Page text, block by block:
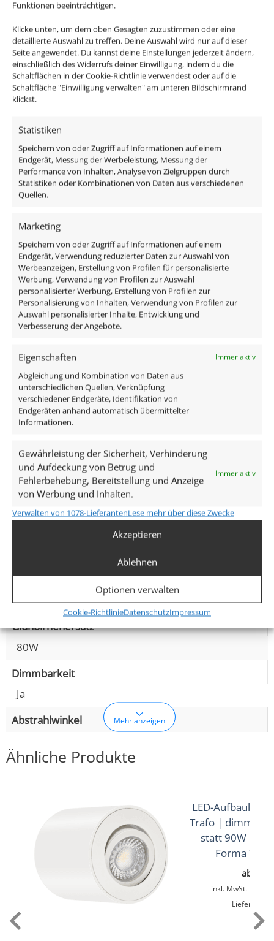
Funktionen beeinträchtigen.
Klicke unten, um dem oben Gesagten zuzustimmen oder eine
detaillierte Auswahl zu treffen. Deine Auswahl wird nur auf dieser
Seite angewendet. Du kannst deine Einstellungen jederzeit ändern,
einschließlich des Widerrufs deiner Einwilligung, indem du die
Schaltflächen in der Cookie-Richtlinie verwendest oder auf die
Schaltfläche "Einwilligung verwalten" am unteren Bildschirmrand
klickst.
Statistiken
Speichern von oder Zugriff auf Informationen auf einem
Endgerät, Messung der Werbeleistung, Messung der
Performance von Inhalten, Analyse von Zielgruppen durch
Statistiken oder Kombinationen von Daten aus verschiedenen
Quellen.
Marketing
Speichern von oder Zugriff auf Informationen auf einem
Endgerät, Verwendung reduzierter Daten zur Auswahl von
Werbeanzeigen, Erstellung von Profilen für personalisierte
Werbung, Verwendung von Profilen zur Auswahl
personalisierter Werbung, Erstellung von Profilen zur
Personalisierung von Inhalten, Verwendung von Profilen zur
Auswahl personalisierter Inhalte, Entwicklung und
Verbesserung der Angebote.
Eigenschaften Immer aktiv
Abgleichung und Kombination von Daten aus
unterschiedlichen Quellen, Verknüpfung
verschiedener Endgeräte, Identifikation von
Endgeräten anhand automatisch übermittelter
Informationen.
Gewährleistung der Sicherheit, Verhinderung
und Aufdeckung von Betrug und
Fehlerbehebung, Bereitstellung und Anzeige
von Werbung und Inhalten.
Immer aktiv
Verwalten von 1078-LieferantenLese mehr über diese Zwecke
Akzeptieren
Ablehnen
Optionen verwalten
Cookie-RichtlinieDatenschutzImpressum
Passendes Zubehör:
DALI Dimmaktor
Funkdimmer
Zigbee / Philips Hue
Im Lieferumfang ist der komplette Aufbaustrahler
samt Leuchtmittel enthalten um diesen direkt mit im
Leuchtmittel integrierten Trafo an 230V anschließen zu
können.Das Leuchtmittel sieht mit seiner
Milchglasfront, nicht nur sehr edel aus, da man die
einzelnen LEDs nicht sieht, sondern eignet sich auch
allgemeinen Raumausleuchtung.
Du möchtest den schwenkbaren Ring der
Abdeckblende auch noch in einer anderen Farbe
haben?
Hier geht's zu unseren Innenringen
Lieferumfang:
Forma Tube Aufbaustrahler
Forma Einbaurahmen/Blende
1x LED-Modul ohne Trafo AC 230V 7W 120°
Technische Daten
Gesamtmaße
90×88mm
Leistung (W)
7W
Glühbirnenersatz
80W
Dimmbarkeit
Ja
Abstrahlwinkel
(2700K (Warmweiß)) 440lm
(3000K
460lm (4000K (Neutralweiß))
Lichtfarbtemperatur (K)
2700K (Warmweiß), 3000K (Warmweiß), 4000K
(Neutralweiß)
Farbwiedergabe (CRI / Ra)
Mehr anzeigen
Ähnliche Produkte
LED-
Trafo | dimmbar
statt 90W |
Forma
ab
inkl. MwSt.
Lieferzeit: